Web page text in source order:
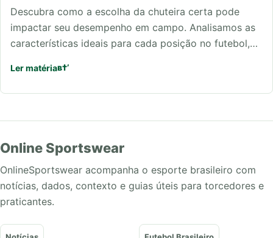
Descubra como a escolha da chuteira certa pode
impactar seu desempenho em campo. Analisamos as
características ideais para cada posição no futebol,…
Ler matéria
Online Sportswear
OnlineSportswear acompanha o esporte brasileiro com
notícias, dados, contexto e guias úteis para torcedores e
praticantes.